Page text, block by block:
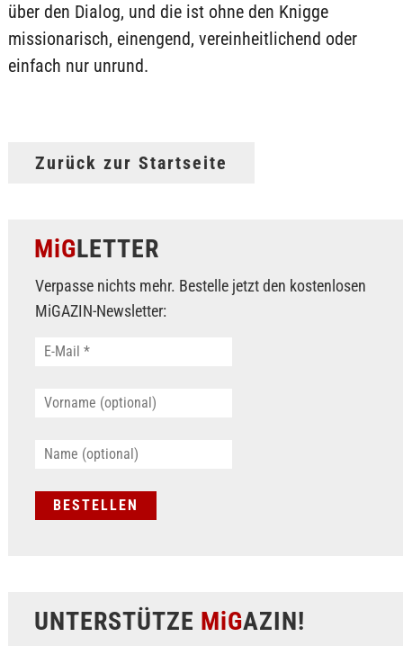
über den Dialog, und die ist ohne den Knigge
missionarisch, einengend, vereinheitlichend oder
einfach nur unrund.
Zurück zur Startseite
MiGLETTER
Verpasse nichts mehr. Bestelle jetzt den kostenlosen
MiGAZIN-Newsletter:
UNTERSTÜTZE MiGAZIN!